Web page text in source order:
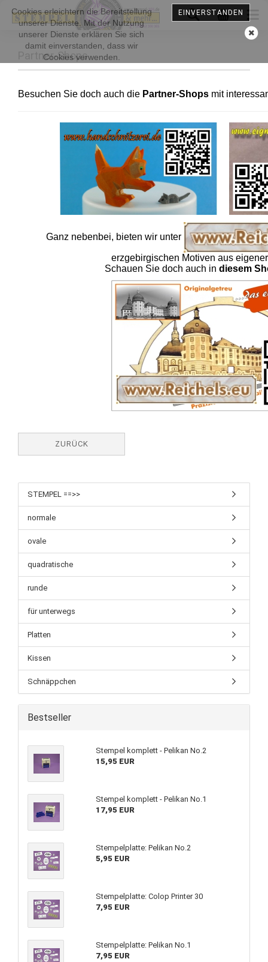
Cookies erleichtern die Bereitstellung
unserer Dienste. Mit der Nutzung
unserer Dienste erklären Sie sich
damit einverstanden, dass wir
Cookies verwenden.
EINVERSTANDEN
Partner-Shops
Besuchen Sie doch auch die Partner-Shops mit
Ganz nebenbei, bieten wir unter
erzgebirgischen Motiven aus
Schauen Sie doch auch in diesem
ZURÜCK
STEMPEL ==>>
normale
ovale
quadratische
runde
für unterwegs
Platten
Kissen
Schnäppchen
Bestseller
Stempel komplett - Pelikan No.2
15,95 EUR
Stempel komplett - Pelikan No.1
17,95 EUR
Stempelplatte: Pelikan No.2
5,95 EUR
Stempelplatte: Colop Printer 30
7,95 EUR
Stempelplatte: Pelikan No.1
7,95 EUR